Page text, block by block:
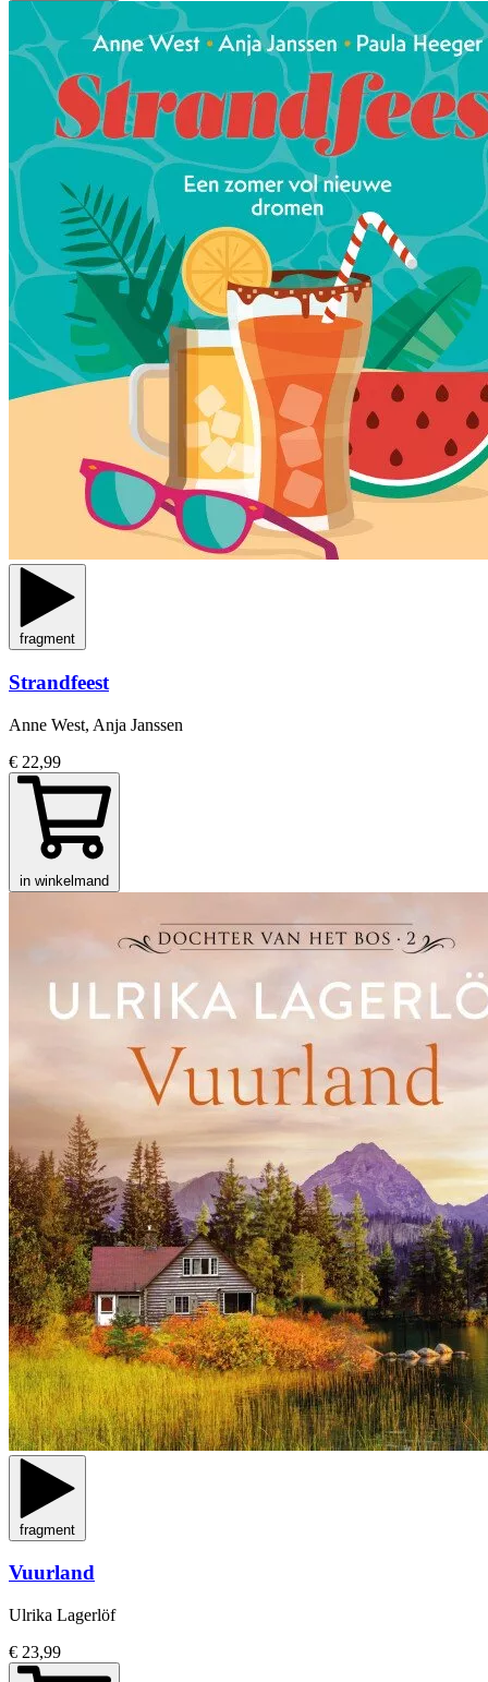
fragment
Strandfeest
Anne West, Anja Janssen
€ 22,99
in winkelmand
fragment
Vuurland
Ulrika Lagerlöf
€ 23,99